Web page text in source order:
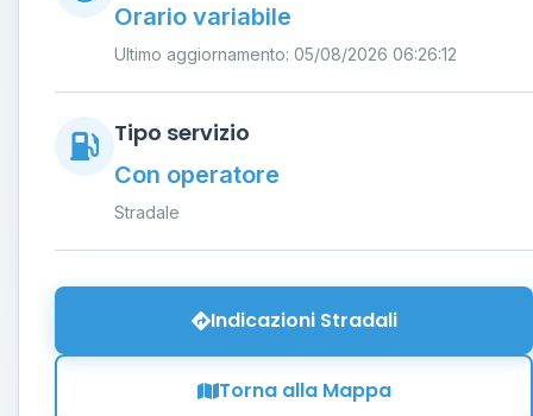
Orario variabile
Ultimo aggiornamento: 05/08/2026 06:26:12
Tipo servizio
Con operatore
Stradale
Indicazioni Stradali
Torna alla Mappa